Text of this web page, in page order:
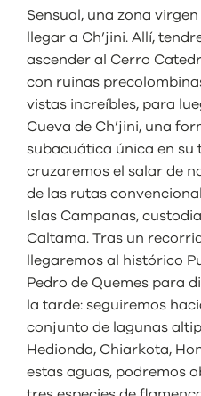
Sensual, una zona
llegar a Ch’jini. Allí,
ascender al Cerro
con ruinas
vistas increíbles, para
Cueva de Ch’jini, una
subacuática única en su
cruzaremos el salar de
de las rutas
Islas Campanas,
Caltama. Tras un
llegaremos al histórico
Pedro de Quemes para
la tarde: seguiremos
conjunto de lagunas
Hedionda, Chiarkota,
estas aguas, podremos